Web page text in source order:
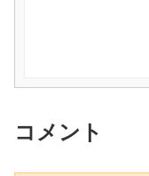
コメント